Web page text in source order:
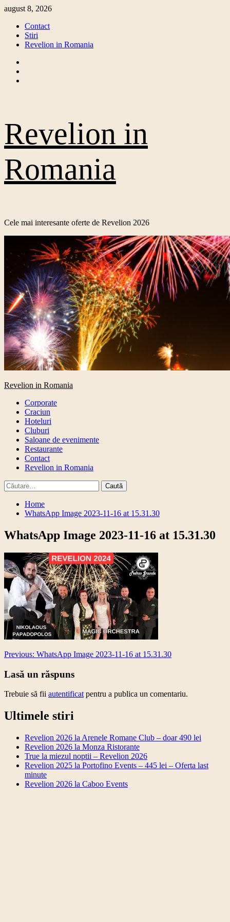
Skip
content
august 8, 2026
Contact
Stiri
Revelion in Romania
Revelion in
Romania
Cele mai interesante oferte de Revelion 2026
Primary
Revelion in Romania
Corporate
Craciun
Hoteluri
Cluburi
Saloane de evenimente
Restaurante
Contact
Revelion in Romania
Caută
după:
Home
WhatsApp Image 2023-11-16 at 15.31.30
WhatsApp Image 2023-11-16 at 15.31.30
Post
navigation
Previous: WhatsApp Image 2023-11-16 at 15.31.30
Lasă un răspuns
Trebuie să fii autentificat pentru a publica un comentariu.
Ultimele stiri
Revelion 2026 la Arenele Romane Club – doar 490 lei
Revelion 2026 la Monza Ristorante
True la miezul noptii – Revelion 2026
Revelion 2025 la Portofino Events – 445 lei – Oferta last
minute
Revelion 2026 la Caboo Events